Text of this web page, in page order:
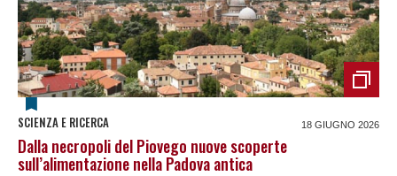
SCIENZA E RICERCA 18 GIUGNO 2026
Dalla necropoli del Piovego nuove scoperte
sull’alimentazione nella Padova antica